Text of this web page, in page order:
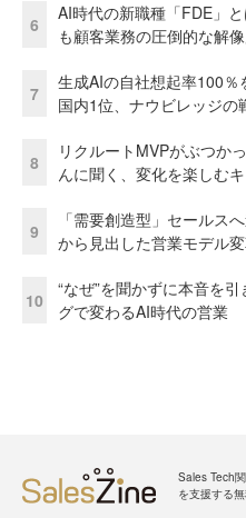
6
AI時代の新職種「FDE」
も顧客業務の圧倒的な解
7
生成AIの自社想起率100
国内1位、ナウビレッジの
8
リクルートMVPがぶつか
んに聞く、変化を楽しむ
9
「需要創造型」セールス
から見出した営業モデル
10
“なぜ”を聞かずに本音を
グで変わるAI時代の営業
Sales Tech
を支援する